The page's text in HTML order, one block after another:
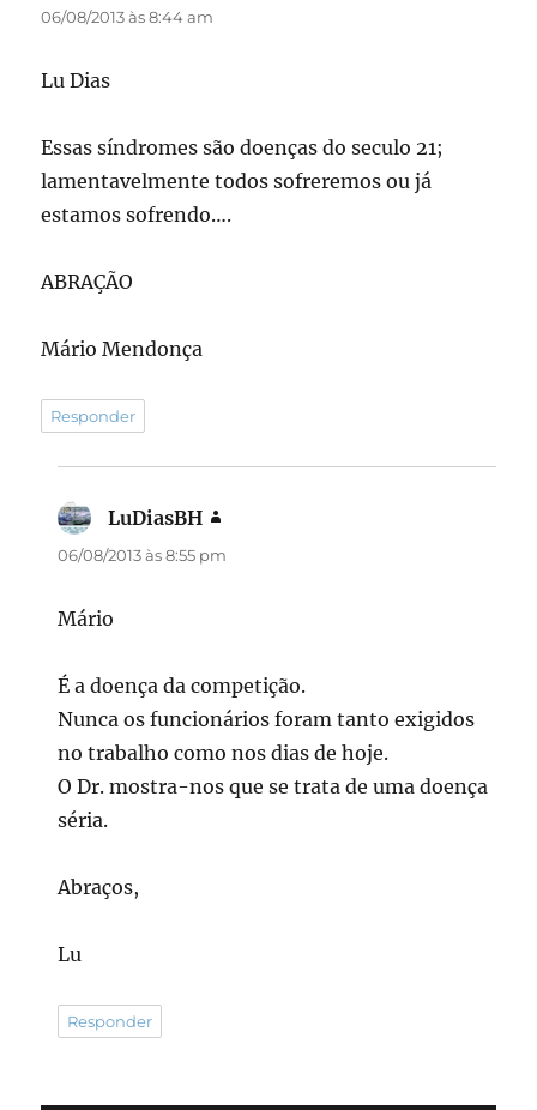
06/08/2013 às 8:44 am
Lu Dias
Essas síndromes são doenças do seculo 21;
lamentavelmente todos sofreremos ou já
estamos sofrendo….
ABRAÇÃO
Mário Mendonça
Responder
LuDiasBH
06/08/2013 às 8:55 pm
Mário
É a doença da competição.
Nunca os funcionários foram tanto exigidos
no trabalho como nos dias de hoje.
O Dr. mostra-nos que se trata de uma doença
séria.
Abraços,
Lu
Responder